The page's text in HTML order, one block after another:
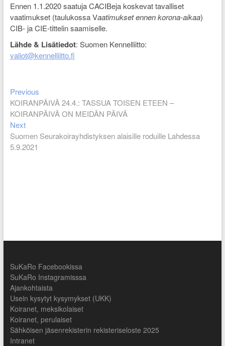
Ennen 1.1.2020 saatuja CACIBeja koskevat tavalliset
vaatimukset (taulukossa Vaatimukset ennen korona-aikaa)
CIB- ja CIE-tittelin saamiselle.
Lähde & Lisätiedot: Suomen Kennelliitto:
valiot@kennelliitto.fi
Artikkelien
selaus
PreviousPrevious
post:
KOIRANPÄIVÄ 24.4.: TASSUA TOISEN ETEEN –
KOIRANPÄIVÄ ON MEIDÄN PÄIVÄ
NextNext
post:
Suomen Seurakoirayhdistyksen alaisille roduille Lahdessa
5.9.2021
SuKaRo Facebookissa
SuKaRo Instagramisssa
Ajankohtaista
Usein kysytyt kysymykset (UKK)
Koiranet, meksikolaiset
Koiranet, perulaiset
Sähköisen jäsenrekisterin rekisteriseloste 2025
Intranet